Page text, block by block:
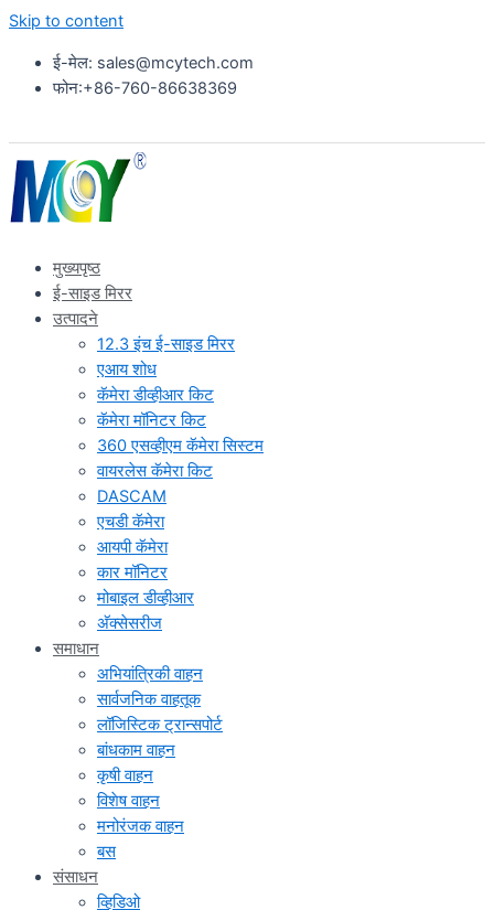
Skip to content
ई-मेल: sales@mcytech.com
फोन:+86-760-86638369
मुख्यपृष्ठ
ई-साइड मिरर
उत्पादने
12.3 इंच ई-साइड मिरर
एआय शोध
कॅमेरा डीव्हीआर किट
कॅमेरा मॉनिटर किट
360 एसव्हीएम कॅमेरा सिस्टम
वायरलेस कॅमेरा किट
DASCAM
एचडी कॅमेरा
आयपी कॅमेरा
कार मॉनिटर
मोबाइल डीव्हीआर
अ‍ॅक्सेसरीज
समाधान
अभियांत्रिकी वाहन
सार्वजनिक वाहतूक
लॉजिस्टिक ट्रान्सपोर्ट
बांधकाम वाहन
कृषी वाहन
विशेष वाहन
मनोरंजक वाहन
बस
संसाधन
व्हिडिओ